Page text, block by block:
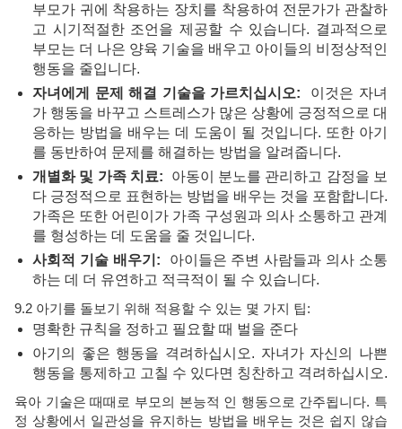
부모가 귀에 착용하는 장치를 착용하여 전문가가 관찰하
고 시기적절한 조언을 제공할 수 있습니다. 결과적으로
부모는 더 나은 양육 기술을 배우고 아이들의 비정상적인
행동을 줄입니다.
자녀에게 문제 해결 기술을 가르치십시오: 이것은 자녀
가 행동을 바꾸고 스트레스가 많은 상황에 긍정적으로 대
응하는 방법을 배우는 데 도움이 될 것입니다. 또한 아기
를 동반하여 문제를 해결하는 방법을 알려줍니다.
개별화 및 가족 치료: 아동이 분노를 관리하고 감정을 보
다 긍정적으로 표현하는 방법을 배우는 것을 포함합니다.
가족은 또한 어린이가 가족 구성원과 의사 소통하고 관계
를 형성하는 데 도움을 줄 것입니다.
사회적 기술 배우기: 아이들은 주변 사람들과 의사 소통
하는 데 더 유연하고 적극적이 될 수 있습니다.
9.2 아기를 돌보기 위해 적용할 수 있는 몇 가지 팁:
명확한 규칙을 정하고 필요할 때 벌을 준다
아기의 좋은 행동을 격려하십시오. 자녀가 자신의 나쁜
행동을 통제하고 고칠 수 있다면 칭찬하고 격려하십시오.
육아 기술은 때때로 부모의 본능적 인 행동으로 간주됩니다. 특
정 상황에서 일관성을 유지하는 방법을 배우는 것은 쉽지 않습